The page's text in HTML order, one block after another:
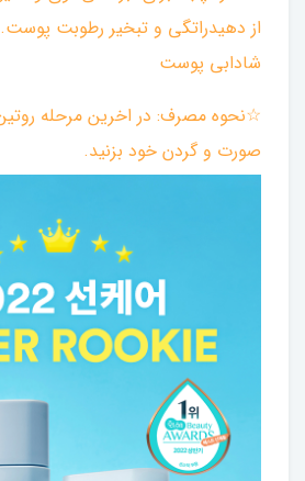
از دهیدراتگی و تبخیر رطوبت
شادابی پوست
☆نحوه مصرف: در اخرین مرحله
صورت و گردن خود بزنید.